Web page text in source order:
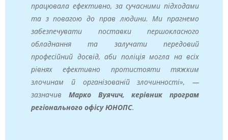
працювала ефективно, за сучасними підходами
та з повагою до прав людини. Ми прагнемо
забезпечувати поставки першокласного
обладнання та залучати передовий
професійний досвід, аби поліція могла на всіх
рівнях ефективно протистояти тяжким
злочинам й організованій злочинності», —
зазначив Марко Вуячич, керівник програм
регіонального офісу ЮНОПС.